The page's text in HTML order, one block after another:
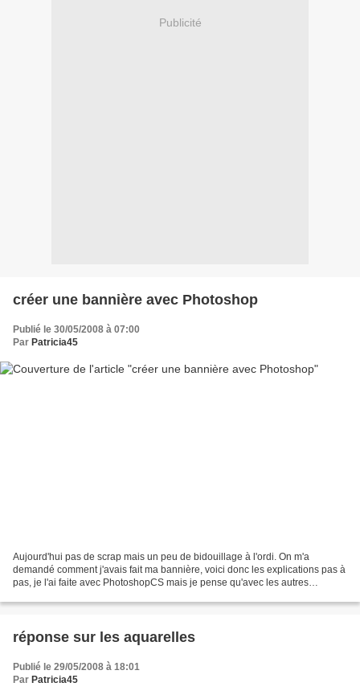
Publicité
créer une bannière avec Photoshop
Publié le 30/05/2008 à 07:00
Par Patricia45
Aujourd'hui pas de scrap mais un peu de bidouillage à l'ordi. On m'a
demandé comment j'avais fait ma bannière, voici donc les explications pas à
pas, je l'ai faite avec PhotoshopCS mais je pense qu'avec les autres
réponse sur les aquarelles
Publié le 29/05/2008 à 18:01
Par Patricia45